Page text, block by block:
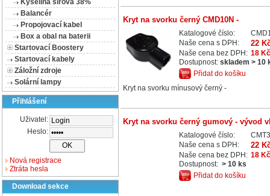
Kyselina sírová 38%
Balancér
Propojovací kabel
Box a obal na baterii
Startovací Boostery
Startovací kabely
Záložní zdroje
Solární lampy
Přihlášení
Uživatel:
Heslo:
Nová registrace
Ztráta hesla
Download sekce
Kryt na svorku černý CMD10N -
Katalogové číslo:
Naše cena s DPH:
22
Naše cena bez DPH: 18
Dostupnost:skladem > 10
Přidat do košíku
Kryt na svorku mínusový černý -
Kryt na svorku černý gumový - vývod
Katalogové číslo:
Naše cena s DPH:
22
Naše cena bez DPH: 18
Dostupnost: > 10 ks
Přidat do košíku